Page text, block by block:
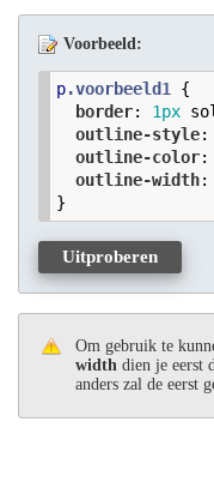
Voorbeeld:
p.voorbeeld1
{
border: 1px
outline-style:
outline-color:
outline-width:
}
Uitproberen
Om gebruik te
width dien je eerst
anders zal de eerst